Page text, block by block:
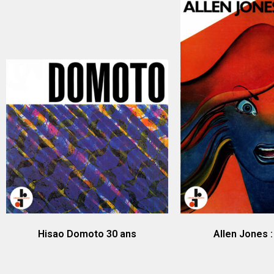
Hisao Domoto 30 ans Allen Jones